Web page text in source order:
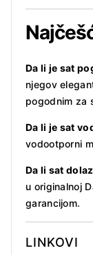
Da li je sat
njegov
pogodnim za
Da li je sat
vodootporni
Da li sat
u originalnoj
garancijom.
LINKOVI